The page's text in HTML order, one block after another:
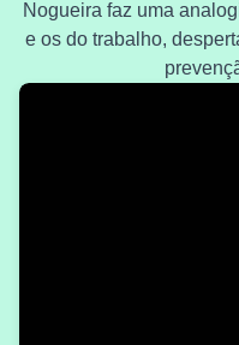
Nogueira faz uma
e os do trabalho,